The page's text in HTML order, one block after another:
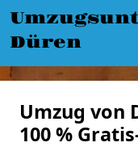
Düren
Umzug von
100 %